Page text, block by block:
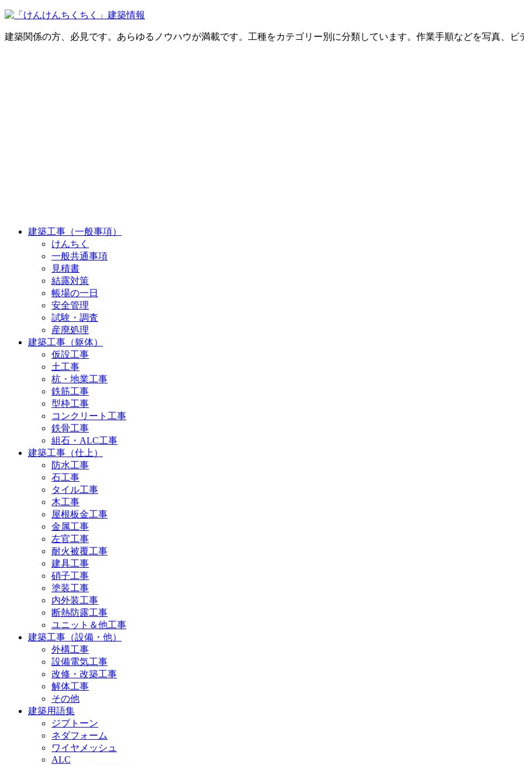
建築関係の方、必見です。あらゆるノウハウが満載です。工種をカテゴリー別に分類しています。作業手順などを写真、ビ
建築工事（一般事項）
けんちく
一般共通事項
見積書
結露対策
帳場の一日
安全管理
試験・調査
産廃処理
建築工事（躯体）
仮設工事
土工事
杭・地業工事
鉄筋工事
型枠工事
コンクリート工事
鉄骨工事
組石・ALC工事
建築工事（仕上）
防水工事
石工事
タイル工事
木工事
屋根板金工事
金属工事
左官工事
耐火被覆工事
建具工事
硝子工事
塗装工事
内外装工事
断熱防露工事
ユニット＆他工事
建築工事（設備・他）
外構工事
設備電気工事
改修・改築工事
解体工事
その他
建築用語集
ジプトーン
ネダフォーム
ワイヤメッシュ
ALC